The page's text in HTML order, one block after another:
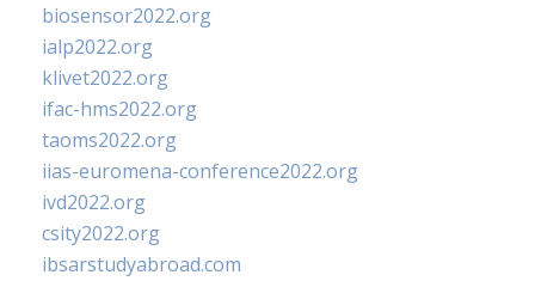
biosensor2022.org
ialp2022.org
klivet2022.org
ifac-hms2022.org
taoms2022.org
iias-euromena-conference2022.org
ivd2022.org
csity2022.org
ibsarstudyabroad.com